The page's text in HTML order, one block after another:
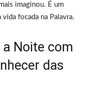
imaginou. É um
focada na Palavra.
a Noite com
das